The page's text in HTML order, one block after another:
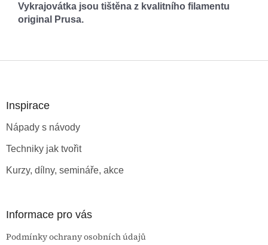
Vykrajovátka jsou tištěna z kvalitního filamentu
original Prusa.
Inspirace
Nápady s návody
Techniky jak tvořit
Kurzy, dílny, semináře, akce
Informace pro vás
Podmínky ochrany osobních údajů